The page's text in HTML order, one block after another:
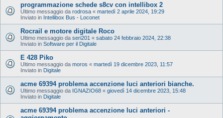
programmazione schede s8cv con intellibox 2
Ultimo messaggio da rodrosa « martedì 2 aprile 2024, 19:29
Inviato in Intellibox Bus - Loconet
Rocrail e motore digitale Roco
Ultimo messaggio da seri201 « sabato 24 febbraio 2024, 22:38
Inviato in Software per il Digitale
E 428 Piko
Ultimo messaggio da moros « martedì 19 dicembre 2023, 11:57
Inviato in Digitale
acme 69394 problema accenzione luci anteriori bianche.
Ultimo messaggio da IGNAZIO68 « giovedì 14 dicembre 2023, 15:48
Inviato in Digitale
acme 69394 problema accenzione luci anteriori -